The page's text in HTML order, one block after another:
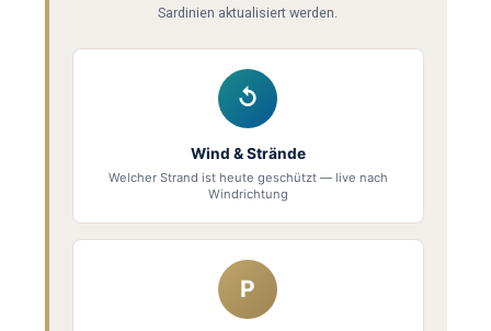
Sardinien aktualisiert werden.
↺
Wind & Strände
Welcher Strand ist heute geschützt — live nach
Windrichtung
P